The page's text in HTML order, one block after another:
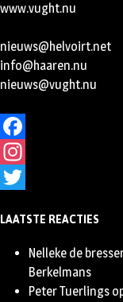
www.vught.nu
nieuws@helvoirt.net
info@haaren.nu
nieuws@vught.nu
Facebook
Instagram
LAATSTE REACTIES
Nelleke de
Berkelmans
Peter Tuerlings